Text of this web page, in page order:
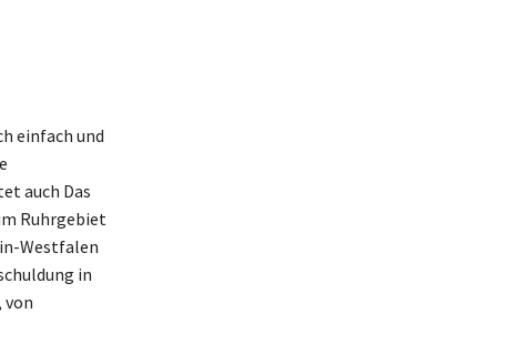
einfach und
auch Das
Ruhrgebiet
Westfalen
in
von